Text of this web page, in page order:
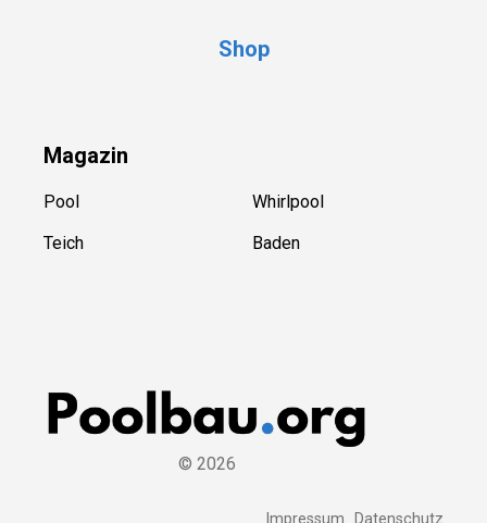
Shop
Magazin
Pool
Teich
Whirlpool
Baden
© 2026
Impressum Datenschutz